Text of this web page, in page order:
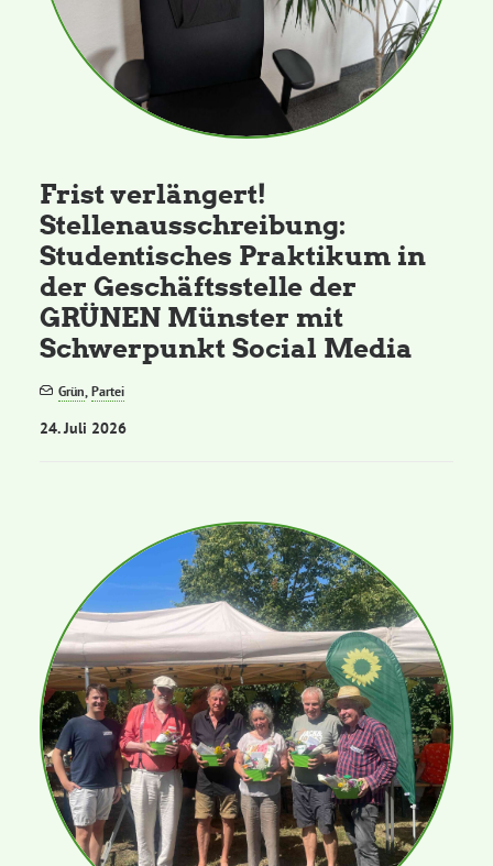
Grüne im Rathaus
Ratsmitglieder 2025 – 2030
Ratsanträge
Fraktionsgeschäftsstelle
Arbeitsgruppen
Mitglied werden
Kommunalpolitik
Engagement-Sprechstunde
Frist verlängert!
Stellenausschreibung:
Studentisches Praktikum in
der Geschäftsstelle der
GRÜNEN Münster mit
Schwerpunkt Social Media
Grün,Partei
24. Juli 2026